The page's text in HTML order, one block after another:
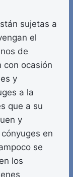
sujetas a
el
de
con ocasión
y
a la
que a su
y
en
se
los